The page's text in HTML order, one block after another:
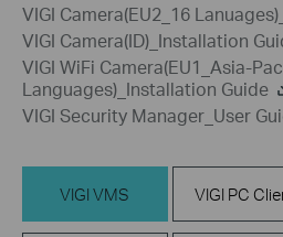
VIGI Camera(EU2_16
VIGI Camera(ID)_Installation
VIGI WiFi Camera(EU1_Asia-
Languages)_Installation Guide
VIGI Security Manager_User
VIGI VMS VIGI PC